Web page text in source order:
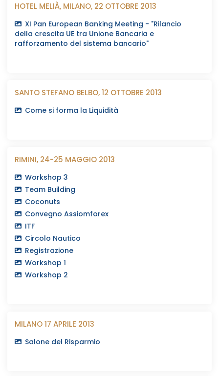
HOTEL MELIÀ, MILANO, 22 OTTOBRE 2013
XI Pan European Banking Meeting - "Rilancio
della crescita UE tra Unione Bancaria e
rafforzamento del sistema bancario"
SANTO STEFANO BELBO, 12 OTTOBRE 2013
Come si forma la Liquidità
RIMINI, 24-25 MAGGIO 2013
Workshop 3
Team Building
Coconuts
Convegno Assiomforex
ITF
Circolo Nautico
Registrazione
Workshop 1
Workshop 2
MILANO 17 APRILE 2013
Salone del Risparmio